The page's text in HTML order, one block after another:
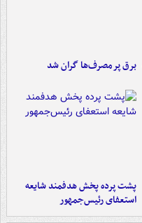
برق پرمصرف‌ها گران شد
پشت پرده پخش هدفمند شایعه
استعفای رئیس‌جمهور